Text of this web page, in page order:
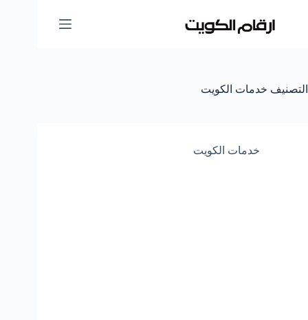
المحتوى
التصنيف خدمات الكويت
خدمات الكويت